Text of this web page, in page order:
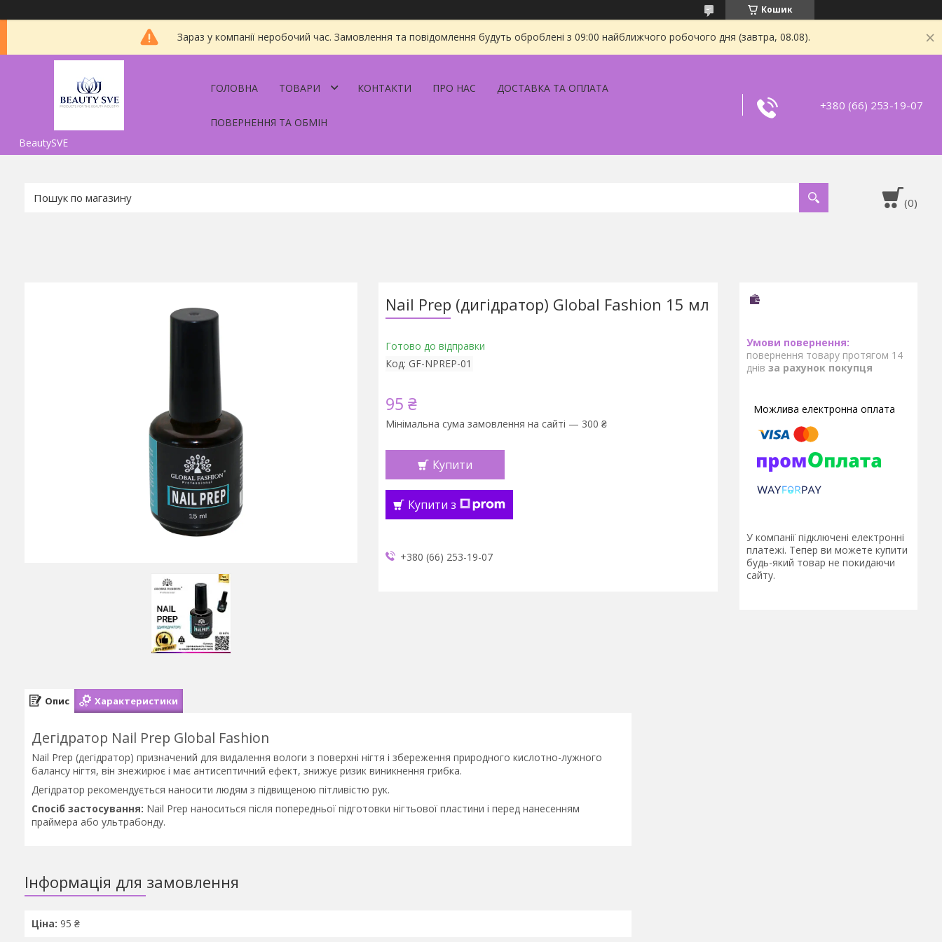
Кошик
Зараз у компанії неробочий час. Замовлення та повідомлення будуть оброблені з 09:00 найближчого робочого дня (завтра, 08.08).
BeautySVE
ГОЛОВНА ТОВАРИ КОНТАКТИ ПРО НАС ДОСТАВКА ТА ОПЛАТА
ПОВЕРНЕННЯ ТА ОБМІН
+380 (66) 253-19-07
Nail Prep (дигідратор) Global Fashion 15 мл
Готово до відправки
Код: GF-NPREP-01
95 ₴
Мінімальна сума замовлення на сайті — 300 ₴
Купити
Купити з
+380 (66) 253-19-07
повернення товару протягом 14
днів за рахунок покупця
У компанії підключені електронні
платежі. Тепер ви можете купити
будь-який товар не покидаючи
сайту.
Опис Характеристики
Дегідратор Nail Prep Global Fashion
Nail Prep (дегідратор) призначений для видалення вологи з поверхні нігтя і збереження природного кислотно-лужного
балансу нігтя, він знежирює і має антисептичний ефект, знижує ризик виникнення грибка.
Дегідратор рекомендується наносити людям з підвищеною пітливістю рук.
Спосіб застосування: Nail Prep наноситься після попередньої підготовки нігтьової пластини і перед нанесенням
праймера або ультрабонду.
Інформація для замовлення
Ціна: 95 ₴